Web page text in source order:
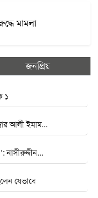
মামলা
জনপ্রিয়
১
আলী ইমাম...
যেভাবে